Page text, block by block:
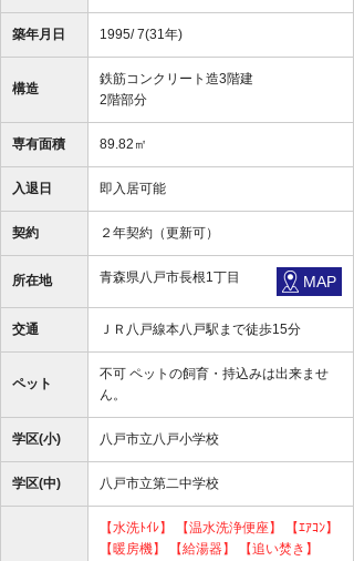
築年月日 1995/ 7(31年)
構造
鉄筋コンクリート造3階建
2階部分
専有面積 89.82㎡
入退日 即入居可能
契約 ２年契約（更新可）
所在地 青森県八戸市長根1丁目 MAP
交通 ＪＲ八戸線本八戸駅まで徒歩15分
ペット
不可 ペットの飼育・持込みは出来ませ
ん。
学区(小) 八戸市立八戸小学校
学区(中) 八戸市立第二中学校
【水洗ﾄｲﾚ】 【温水洗浄便座】
【ｴｱｺﾝ】
【暖房機】
【給湯器】
【追い焚き】